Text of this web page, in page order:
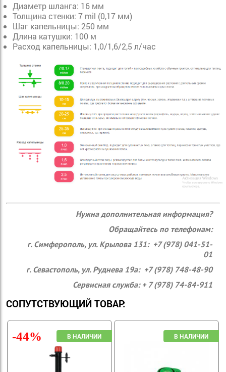
Диаметр шланга: 16 мм
Толщина стенки: 7 mil (0,17 мм)
Шаг капельницы: 250 мм
Длина катушки: 100 м
Расход капельницы: 1,0/1,6/2,5 л/час
Нужна дополнительная информация?
Обращайтесь по телефонам:
г. Симферополь, ул. Крылова 131: +7 (978) 041-51-
01
г. Севастополь, ул. Руднева 19а: +7 (978) 748-48-90
Сервисная служба: + 7 (978) 74-84-911
СОПУТСТВУЮЩИЙ ТОВАР:
-44%